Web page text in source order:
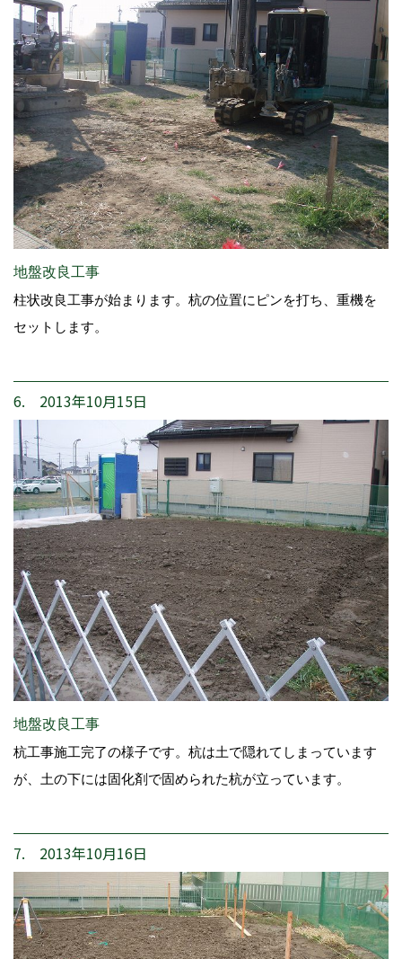
地盤改良工事
柱状改良工事が始まります。杭の位置にピンを打ち、重機を
セットします。
6. 2013年10月15日
地盤改良工事
杭工事施工完了の様子です。杭は土で隠れてしまっています
が、土の下には固化剤で固められた杭が立っています。
7. 2013年10月16日